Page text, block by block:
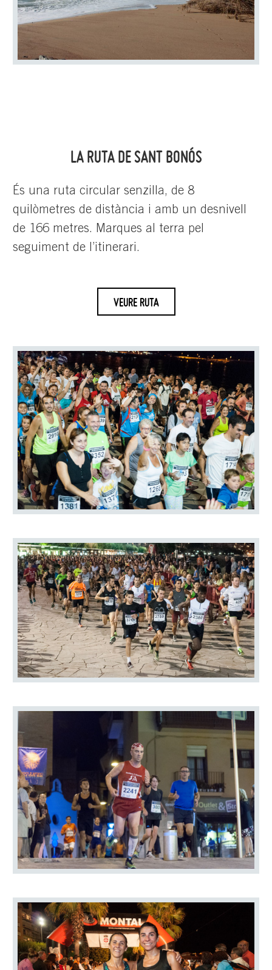
LA RUTA DE SANT BONÓS
És una ruta circular senzilla, de 8
quilòmetres de distància i amb un desnivell
de 166 metres. Marques al terra pel
seguiment de l’itinerari.
VEURE RUTA